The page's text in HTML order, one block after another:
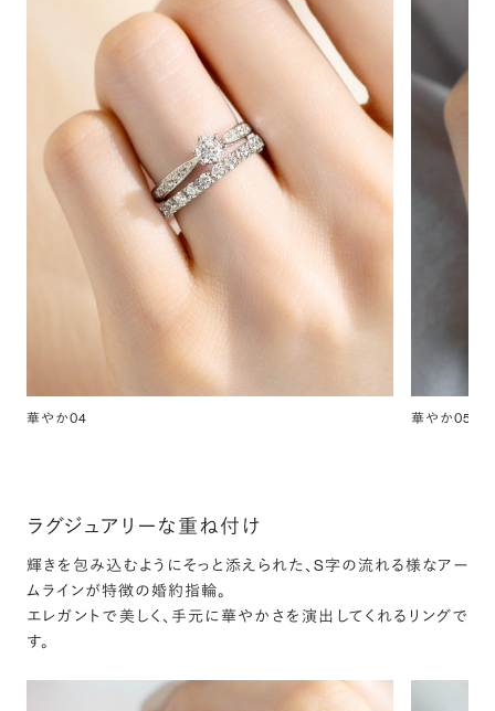
華やか04 華やか05
ラグジュアリーな重ね付け
輝きを包み込むようにそっと添えられた、S字の流れる様なアー
ムラインが特徴の婚約指輪。
エレガントで美しく、手元に華やかさを演出してくれるリングで
す。